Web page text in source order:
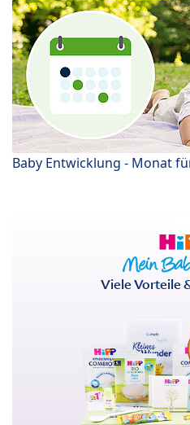
Baby Entwicklung - Monat
Viele Vorteile